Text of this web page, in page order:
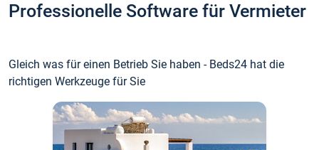
Professionelle Software für Vermieter
Gleich was für einen Betrieb Sie haben - Beds24 hat die
richtigen Werkzeuge für Sie